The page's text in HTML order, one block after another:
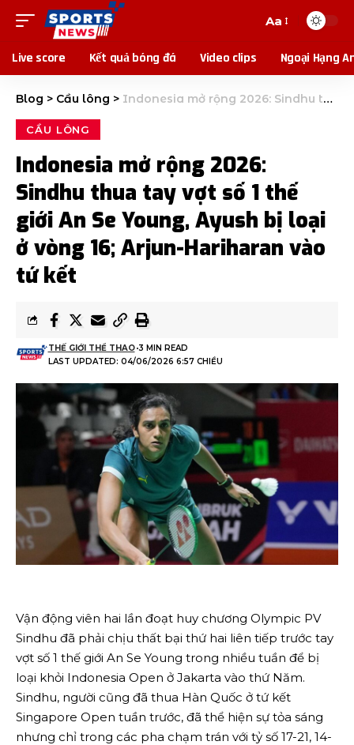
Aa
Live score Kết quả bóng đá Video clips Ngoại Hạng
Blog > Cầu lông > Indonesia mở rộng 2026: Sindhu thua tay vợt số 1 thế giới An Se Young, Ayush bị loại ở vòng 16; Arjun-Hariharan vào tứ kết
CẦU LÔNG
Indonesia mở rộng 2026:
Sindhu thua tay vợt số 1 thế
giới An Se Young, Ayush bị loại
ở vòng 16; Arjun-Hariharan vào
tứ kết
LAST UPDATED: 04/06/2026 6:57 CHIỀU
THẾ GIỚI THỂ THAO 3 MIN READ
Vận động viên hai lần đoạt huy chương Olympic PV
Sindhu đã phải chịu thất bại thứ hai liên tiếp trước tay
vợt số 1 thế giới An Se Young trong nhiều tuần để bị
loại khỏi Indonesia Open ở Jakarta vào thứ Năm.
Sindhu, người cũng đã thua Hàn Quốc ở tứ kết
Singapore Open tuần trước, đã thể hiện sự tỏa sáng
nhưng chỉ trong các pha chạm trán với tỷ số 17-21, 14-